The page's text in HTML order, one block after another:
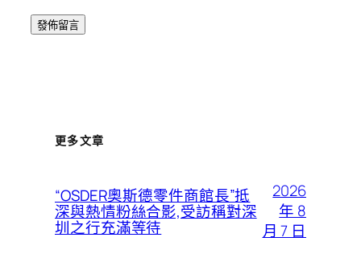
更多文章
“OSDER奧斯德零件商館長”抵
深與熱情粉絲合影,受訪稱對深
圳之行充滿等待
2026
年 8
月 7 日